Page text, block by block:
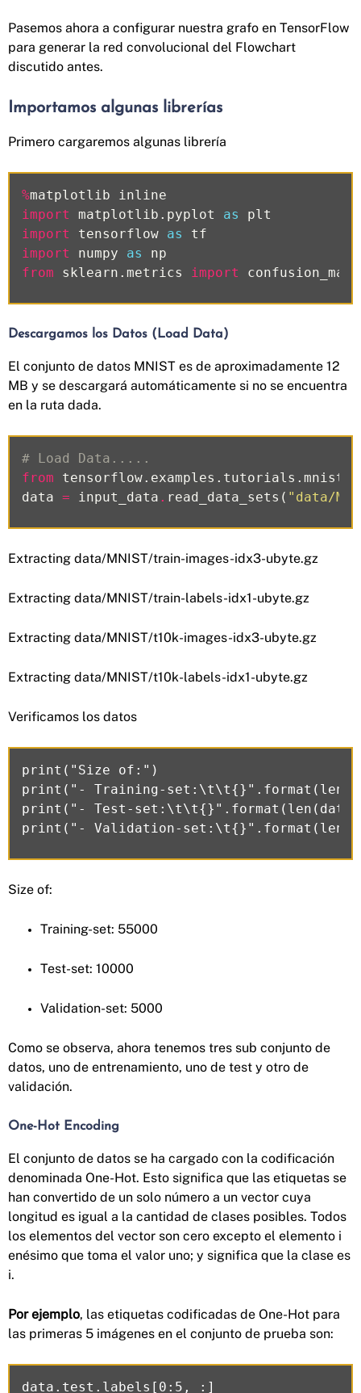
Pasemos ahora a configurar nuestra grafo en TensorFlow
para generar la red convolucional del Flowchart
discutido antes.
Importamos algunas librerías
Primero cargaremos algunas librería
%matplotlib
inline
import
matplotlib.pyplot as
plt
import
tensorflow as
tf
import
numpy as
np
from
sklearn.metrics import
Descargamos los Datos (Load Data)
El conjunto de datos MNIST es de aproximadamente 12
MB y se descargará automáticamente si no se encuentra
en la ruta dada.
# Load Data.....
from
tensorflow.examples.tutorials.mnist
data = input_data . read_data_sets ( "data/
Extracting data/MNIST/train-images-idx3-ubyte.gz
Extracting data/MNIST/train-labels-idx1-ubyte.gz
Extracting data/MNIST/t10k-images-idx3-ubyte.gz
Extracting data/MNIST/t10k-labels-idx1-ubyte.gz
Verificamos los datos
print("Size of:")
print("- Training-
print("- Test-
Size of:
Training-set: 55000
Test-set: 10000
Validation-set: 5000
Como se observa, ahora tenemos tres sub conjunto de
datos, uno de entrenamiento, uno de test y otro de
validación.
One-Hot Encoding
El conjunto de datos se ha cargado con la codificación
denominada One-Hot. Esto significa que las etiquetas se
han convertido de un solo número a un vector cuya
longitud es igual a la cantidad de clases posibles. Todos
los elementos del vector son cero excepto el elemento i
enésimo que toma el valor uno; y significa que la clase es
i.
Por ejemplo, las etiquetas codificadas de One-Hot para
las primeras 5 imágenes en el conjunto de prueba son: